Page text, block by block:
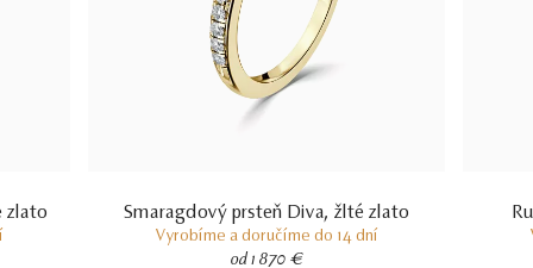
zlato Smaragdový prsteň Diva, žlté zlato
Vyrobíme a doručíme do 14 dní
od 1 870 €